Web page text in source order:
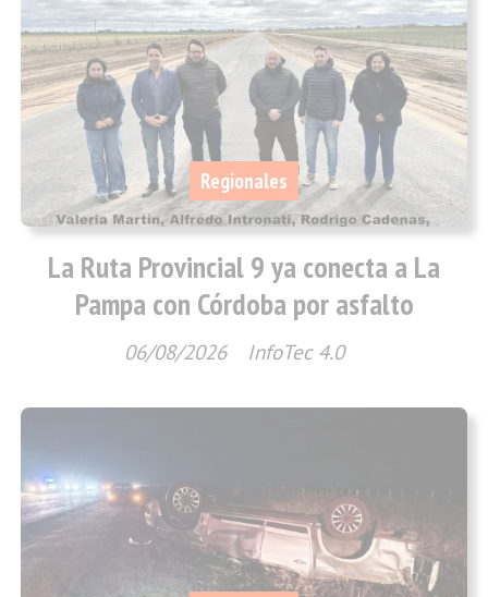
La Ruta Provincial 9 ya conecta a La
Pampa con Córdoba por asfalto
InfoTec 4.0
Regionales
06/08/2026